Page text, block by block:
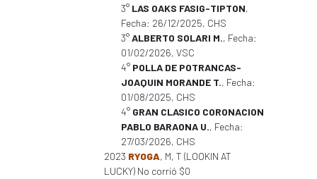
3° LAS OAKS FASIG-TIPTON,
Fecha: 26/12/2025, CHS
3°ALBERTO SOLARI M., Fecha:
01/02/2026, VSC
4° POLLA DE POTRANCAS-
JOAQUIN MORANDE T., Fecha:
01/08/2025, CHS
4° GRAN CLASICO CORONACION
PABLO BARAONA U., Fecha:
27/03/2026, CHS
2023 RYOGA, M, T (LOOKIN AT
LUCKY) No corrió $0